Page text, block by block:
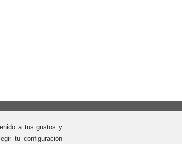
a tus gustos y
tu configuración